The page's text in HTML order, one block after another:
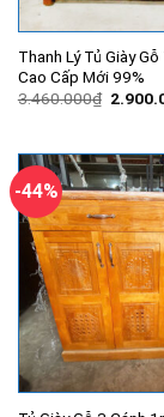
Thanh Lý Tủ Giày
Cao Cấp Mới 99%
3.460.000₫ Giá
-44%